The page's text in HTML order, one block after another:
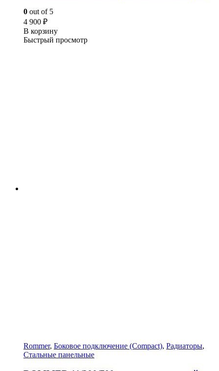
0 out of 5
4 900 ₽
В корзину
Быстрый просмотр
Rommer, Боковое подключение (Compact), Радиаторы,
Стальные панельные